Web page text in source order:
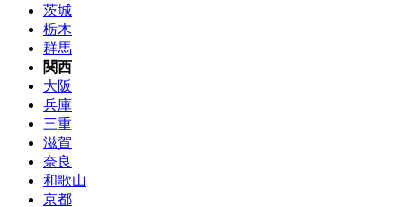
茨城
栃木
群馬
関西
大阪
兵庫
三重
滋賀
奈良
和歌山
京都